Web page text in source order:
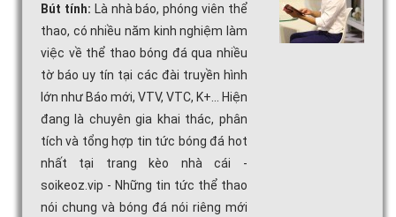
Bút tính: Là nhà báo, phóng viên thể
thao, có nhiều năm kinh nghiệm làm
việc về thể thao bóng đá qua nhiều
tờ báo uy tín tại các đài truyền hình
lớn như Báo mới, VTV, VTC, K+... Hiện
đang là chuyên gia khai thác, phân
tích và tổng hợp tin tức bóng đá hot
nhất tại trang kèo nhà cái -
soikeoz.vip - Những tin tức thể thao
nói chung và bóng đá nói riêng mới